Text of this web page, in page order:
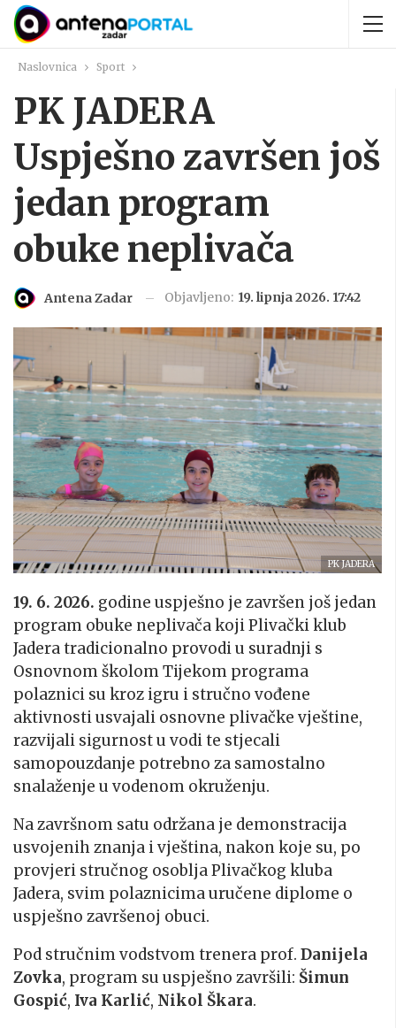
Naslovnica Sport
PK JADERA
Uspješno završen još
jedan program
obuke neplivača
Antena Zadar Objavljeno: 19. lipnja 2026. 17:42
PK JADERA
19. 6. 2026. godine uspješno je završen još jedan
program obuke neplivača koji Plivački klub
Jadera tradicionalno provodi u suradnji s
Osnovnom školom Tijekom programa
polaznici su kroz igru i stručno vođene
aktivnosti usvajali osnovne plivačke vještine,
razvijali sigurnost u vodi te stjecali
samopouzdanje potrebno za samostalno
snalaženje u vodenom okruženju.
Na završnom satu održana je demonstracija
usvojenih znanja i vještina, nakon koje su, po
provjeri stručnog osoblja Plivačkog kluba
Jadera, svim polaznicima uručene diplome o
uspješno završenoj obuci.
Pod stručnim vodstvom trenera prof. Danijela
Zovka, program su uspješno završili: Šimun
Gospić, Iva Karlić, Nikol Škara.